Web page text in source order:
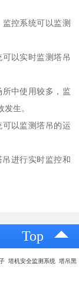
控系统可以监测
以实时监测塔吊
中使用较多，监
生。
以监测塔吊的运
进行实时监控和
Top
塔机安全监测系统 塔吊黑